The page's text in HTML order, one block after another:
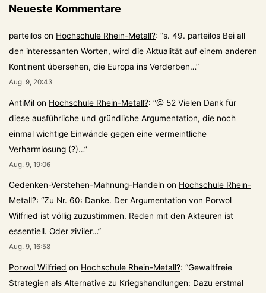
Neueste Kommentare
parteilos on Hochschule Rhein-Metall?: “s. 49. parteilos Bei all
den interessanten Worten, wird die Aktualität auf einem anderen
Kontinent übersehen, die Europa ins Verderben…”
Aug. 9, 20:43
AntiMil on Hochschule Rhein-Metall?: “@ 52 Vielen Dank für
diese ausführliche und gründliche Argumentation, die noch
einmal wichtige Einwände gegen eine vermeintliche
Verharmlosung (?)…”
Aug. 9, 19:06
Gedenken-Verstehen-Mahnung-Handeln on Hochschule Rhein-
Metall?: “Zu Nr. 60: Danke. Der Argumentation von Porwol
Wilfried ist völlig zuzustimmen. Reden mit den Akteuren ist
essentiell. Oder ziviler…”
Aug. 9, 16:58
Porwol Wilfried on Hochschule Rhein-Metall?: “Gewaltfreie
Strategien als Alternative zu Kriegshandlungen: Dazu erstmal